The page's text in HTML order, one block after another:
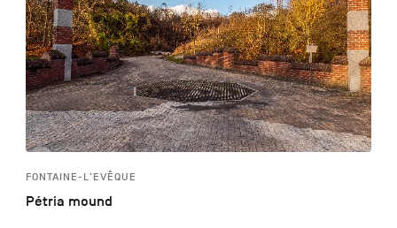
FONTAINE-L'EVÊQUE
Pétria mound